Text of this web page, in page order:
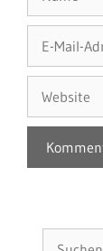
Mail-
Adresse